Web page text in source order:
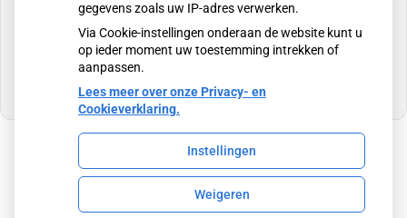
U heeft geen toestemming gegeven voor
externe inhoud die nodig is om dit te zien.
Cookie-instellingen wijzigen
Uw Zorg Online
gegevens zoals uw IP-adres verwerken.
Via Cookie-instellingen onderaan de website kunt u
op ieder moment uw toestemming intrekken of
aanpassen.
Lees meer over onze Privacy- en
Cookieverklaring.
Instellingen
Weigeren